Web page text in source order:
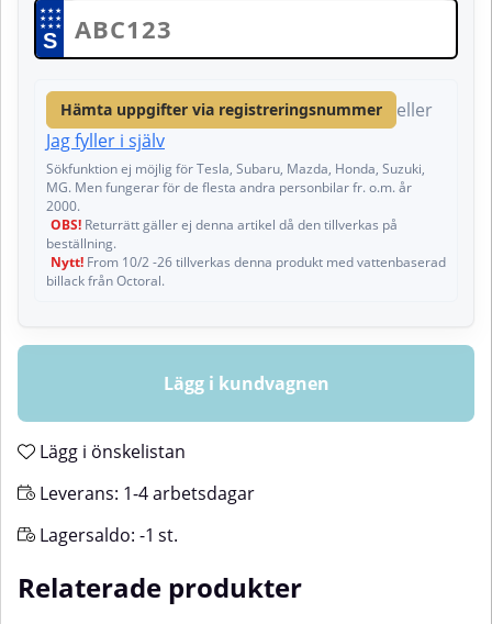
★ ★ ★
★ ★ ★
★ ★ ★
S
Hämta uppgifter via registreringsnummer
eller
Jag fyller i själv
Sökfunktion ej möjlig för Tesla, Subaru, Mazda, Honda, Suzuki,
MG. Men fungerar för de flesta andra personbilar fr. o.m. år
2000.
OBS! Returrätt gäller ej denna artikel då den tillverkas på
beställning.
Nytt! From 10/2 -26 tillverkas denna produkt med vattenbaserad
billack från Octoral.
Lägg i kundvagnen
Lägg i önskelistan
Leverans: 1-4 arbetsdagar
Lagersaldo: -1 st.
Relaterade produkter